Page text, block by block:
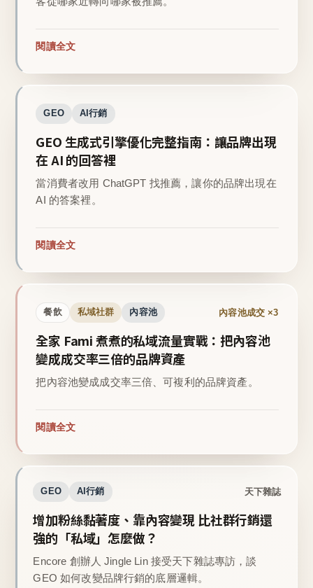
閱讀全文
GEO AI行銷
GEO 生成式引擎優化完整指南：讓品牌出現
在 AI 的回答裡
當消費者改用 ChatGPT 找推薦，讓你的品牌出現在
AI 的答案裡。
閱讀全文
餐飲 私域社群 內容池 內容池成交 ×3
全家 Fami 煮煮的私域流量實戰：把內容池
變成成交率三倍的品牌資產
把內容池變成成交率三倍、可複利的品牌資產。
閱讀全文
GEO AI行銷 天下雜誌
增加粉絲黏著度、靠內容變現 比社群行銷還
強的「私域」怎麼做？
Encore 創辦人 Jingle Lin 接受天下雜誌專訪，談
GEO 如何改變品牌行銷的底層邏輯。